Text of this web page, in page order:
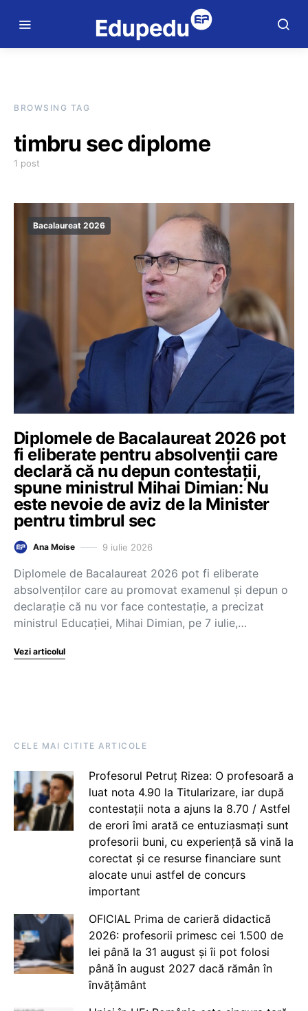
BROWSING TAG
timbru sec diplome
1 post
Bacalaureat 2026
Diplomele de Bacalaureat 2026 pot
fi eliberate pentru absolvenții care
declară că nu depun contestații,
spune ministrul Mihai Dimian: Nu
este nevoie de aviz de la Minister
pentru timbrul sec
Ana Moise 9 iulie 2026
Diplomele de Bacalaureat 2026 pot fi eliberate
absolvenților care au promovat examenul și depun o
declarație că nu vor face contestație, a precizat
ministrul Educației, Mihai Dimian, pe 7 iulie,…
Vezi articolul
CELE MAI CITITE ARTICOLE
Profesorul Petruț Rizea: O profesoară a
luat nota 4.90 la Titularizare, iar după
contestații nota a ajuns la 8.70 / Astfel
de erori îmi arată ce entuziasmați sunt
profesorii buni, cu experiență să vină la
corectat și ce resurse financiare sunt
alocate unui astfel de concurs
important
OFICIAL Prima de carieră didactică
2026: profesorii primesc cei 1.500 de
lei până la 31 august și îi pot folosi
până în august 2027 dacă rămân în
învățământ